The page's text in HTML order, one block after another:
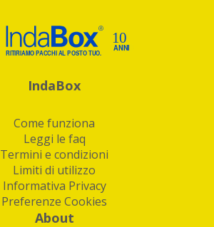
IndaBox
Come funziona
Leggi le faq
Termini e condizioni
Limiti di utilizzo
Informativa Privacy
Preferenze Cookies
About